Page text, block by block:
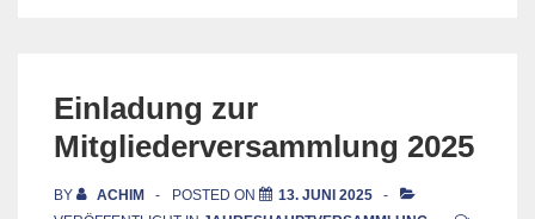
Einladung zur
Mitgliederversammlung 2025
BY ACHIM POSTED ON
13. JUNI 2025